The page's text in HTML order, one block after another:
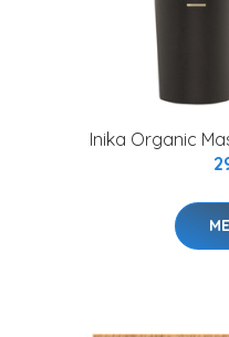
Inika Organic